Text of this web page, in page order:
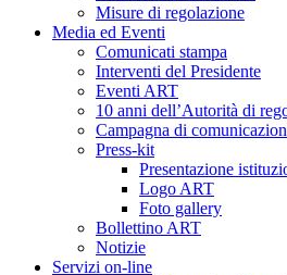
Misure di regolazione
Media ed Eventi
Comunicati stampa
Interventi del Presidente
Eventi ART
10 anni dell’Autorità di
Campagna di
Press-kit
Presentazione
Logo ART
Foto gallery
Bollettino ART
Notizie
Servizi on-line